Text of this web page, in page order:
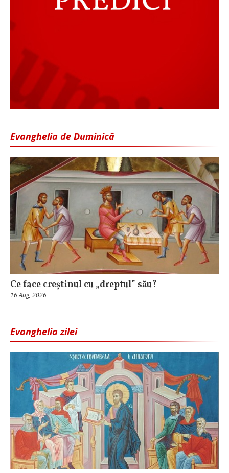
Evanghelia de Duminică
Ce face creștinul cu „dreptul” său?
16 Aug, 2026
Evanghelia zilei